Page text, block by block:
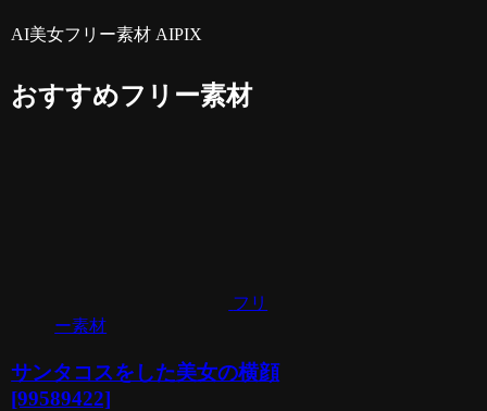
AI美女フリー素材 AIPIX
おすすめフリー素材
フリ
ー素材
サンタコスをした美女の横顔
[99589422]